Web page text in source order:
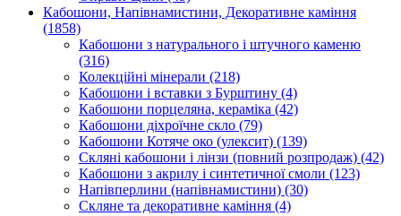
Кабошони, Напівнамистини, Декоративне каміння
(1858)
Кабошони з натурального і штучного каменю
(316)
Колекційні мінерали (218)
Кабошони і вставки з Бурштину (4)
Кабошони порцеляна, кераміка (42)
Кабошони діхроїчне скло (79)
Кабошони Котяче око (улексит) (139)
Скляні кабошони і лінзи (повний розпродаж) (42)
Кабошони з акрилу і синтетичної смоли (123)
Напівперлини (напівнамистини) (30)
Скляне та декоративне каміння (4)